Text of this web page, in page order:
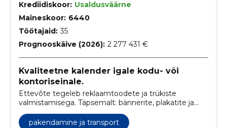
Krediidiskoor: Usaldusväärne
Maineskoor: 6440
Töötajaid: 35
Prognooskäive (2026): 2 277 431 €
Kvaliteetne kalender igale kodu- või
kontoriseinale.
Ettevõte tegeleb reklaamtoodete ja trükiste
valmistamisega. Täpsemalt: bännerite, plakatite ja
kalendrite tootmise ning eritellimusel trükiste
loomisega.
pakendamine ja transport